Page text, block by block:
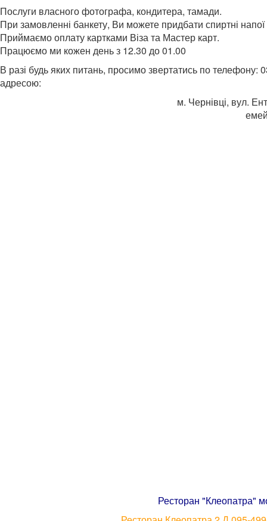
Послуги власного фотографа, кондитера, тамади.
При замовленні банкету, Ви можете придбати спиртні
Приймаємо оплату картками Віза та Мастер карт.
Працюємо ми кожен день з 12.30 до 01.00
В разі будь яких питань, просимо звертатись по
адресою:
м. Чернівці, вул.
Ресторан "Клеопатра"